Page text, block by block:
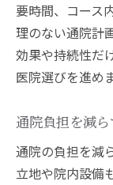
要時間、コース
理のない通院計
効果や持続性だ
医院選びを進め
通院負担を減
通院の負担を減
立地や院内設備